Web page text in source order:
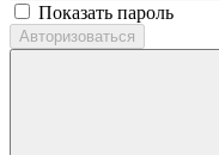
Показать пароль
Авторизоваться